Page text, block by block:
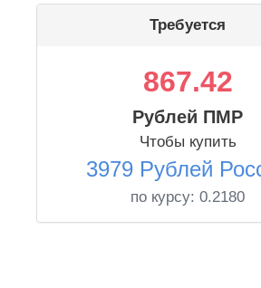
Требуется
867.42
Рублей ПМР
Чтобы купить
3979 Рублей
по курсу: 0.2180